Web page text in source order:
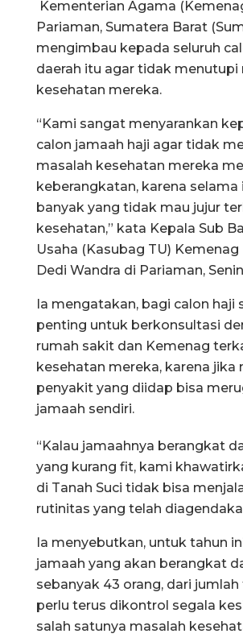
Kementerian Agama
Pariaman, Sumatera Barat
mengimbau kepada seluruh
daerah itu agar tidak menutupi
kesehatan mereka.
“Kami sangat menyarankan
calon jamaah haji agar tidak
masalah kesehatan mereka
keberangkatan, karena selama
banyak yang tidak mau jujur
kesehatan,” kata Kepala Sub
Usaha (Kasubag TU) Kemenag
Dedi Wandra di Pariaman,
Ia mengatakan, bagi calon haji
penting untuk berkonsultasi
rumah sakit dan Kemenag
kesehatan mereka, karena jika
penyakit yang diidap bisa
jamaah sendiri.
“Kalau jamaahnya berangkat
yang kurang fit, kami
di Tanah Suci tidak bisa
rutinitas yang telah
Ia menyebutkan, untuk tahun
jamaah yang akan berangkat
sebanyak 43 orang, dari
perlu terus dikontrol segala
salah satunya masalah